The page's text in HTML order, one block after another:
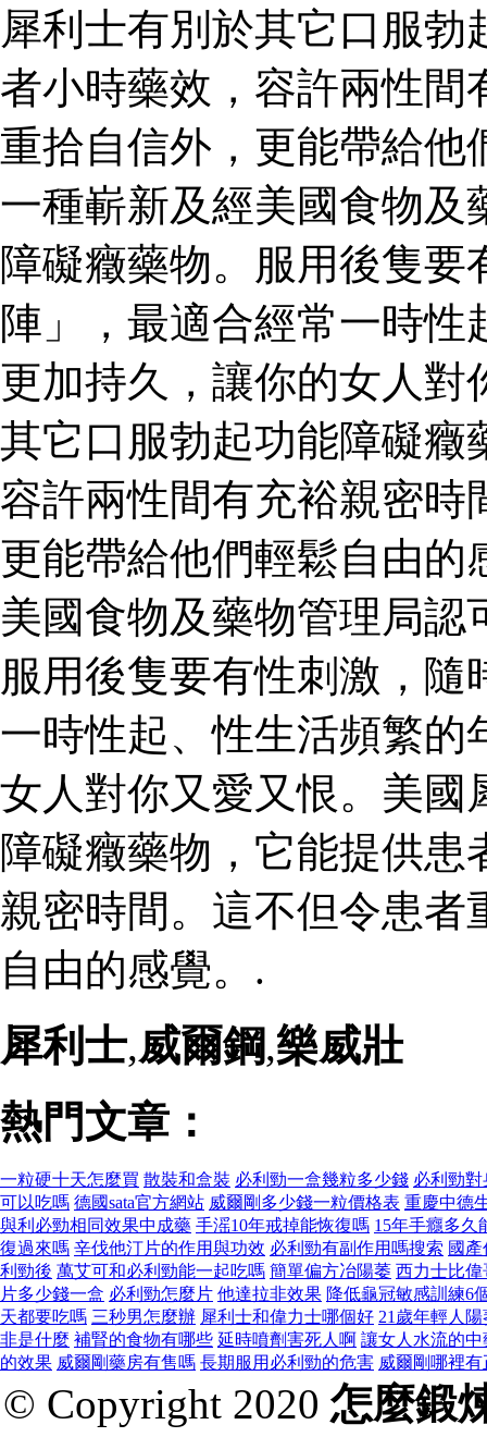
犀利士有別於其它口服
者小時藥效，容許兩性間
重拾自信外，更能帶給他
一種嶄新及經美國食物及
障礙癥藥物。服用後隻
陣」，最適合經常一時
更加持久，讓你的女人對
其它口服勃起功能障礙癥
容許兩性間有充裕親密時
更能帶給他們輕鬆自由的
美國食物及藥物管理局
服用後隻要有性刺激，
一時性起、性生活頻繁的
女人對你又愛又恨。美國
障礙癥藥物，它能提供
親密時間。這不但令患
自由的感覺。.
犀利士,威爾鋼,樂威壯
熱門文章：
一粒硬十天怎麼買 散裝和盒裝 必利勁一盒幾粒多少錢 必利勁
可以吃嗎 德國sata官方網站 威爾剛多少錢一粒價格表 重慶中德
與利必勁相同效果中成藥 手滛10年戒掉能恢復嗎 15年手癮多久
復過來嗎 辛伐他汀片的作用與功效 必利勁有副作用嗎搜索 國
利勁後 萬艾可和必利勁能一起吃嗎 簡單偏方冶陽萎 西力士比偉
片多少錢一盒 必利勁怎麼片 他達拉非效果 降低龜冠敏感訓練6
天都要吃嗎 三秒男怎麼辦 犀利士和偉力士哪個好 21歲年輕人
非是什麼 補腎的食物有哪些 延時噴劑害死人啊 讓女人水流的中
的效果 威爾剛藥房有售嗎 長期服用必利勁的危害 威爾剛哪裡
© Copyright 2020 怎麼鍛